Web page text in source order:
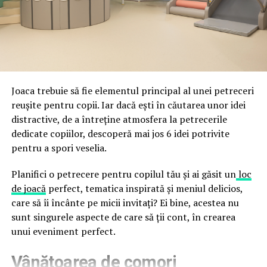
astfel încât confortul și estetica să funcționeze
împreună, nu în tensiune una cu cealaltă, pe toată
durata de viață a amenajării, indiferent de câte sezoane
fraude care exploatează încrederea în brand.
Directoratul Național de Securitate Cibernetică (DNSC)
false până la tentative de furt al datelor personale și
financiare. Instituția recomandă verificarea atentă a
sursei mesajelor și raportarea incidentelor la numărul
unic 1911.
Campaniile identificate în ultimele săptămâni folosesc
false de streaming, coduri QR malițioase și mesaje care
promit bilete, rambursări, premii sau acces gratuit la
meciuri. FBI a emis în luna mai un avertisment privind
site-urile care clonează platforma oficială prin
modificări minore ale denumirii domeniului, precum
a colecta date personale și bancare.
Joaca trebuie să fie elementul principal al unei petreceri
reușite pentru copii. Iar dacă ești în căutarea unor idei
distractive, de a întreține atmosfera la petrecerile
dedicate copiilor, descoperă mai jos 6 idei potrivite
pentru a spori veselia.
Planifici o petrecere pentru copilul tău și ai găsit unloc
de joacăperfect, tematica inspirată și meniul delicios,
care să îi încânte pe micii invitați? Ei bine, acestea nu
sunt singurele aspecte de care să ții cont, în crearea
unui eveniment perfect.
Vânătoarea de comori